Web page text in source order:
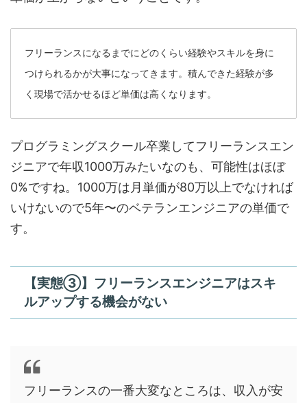
フリーランスになるまでにどのくらい経験やスキルを身に
つけられるかが大事になってきます。積んできた経験が多
く現場で活かせるほど単価は高くなります。
プログラミングスクール卒業してフリーランスエン
ジニアで年収1000万みたいなのも、可能性はほぼ
0%ですね。1000万は月単価が80万以上でなければ
いけないので5年〜のベテランエンジニアの単価で
す。
【実態③】フリーランスエンジニアはスキ
ルアップする機会がない
フリーランスの一番大変なところは、収入が安